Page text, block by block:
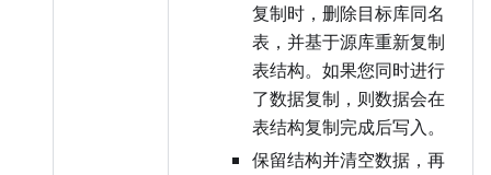
复制时，删除目标库同名
表，并基于源库重新复制
表结构。如果您同时进行
了数据复制，则数据会在
表结构复制完成后写入。
保留结构并清空数据，再